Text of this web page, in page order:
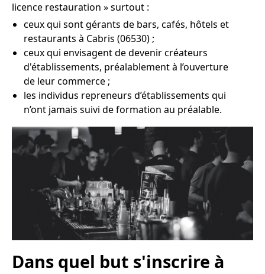
licence restauration » surtout :
ceux qui sont gérants de bars, cafés, hôtels et
restaurants à Cabris (06530) ;
ceux qui envisagent de devenir créateurs
d'établissements, préalablement à l’ouverture
de leur commerce ;
les individus repreneurs d’établissements qui
n’ont jamais suivi de formation au préalable.
Dans quel but s'inscrire à